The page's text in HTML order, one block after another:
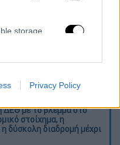
storage
and other
Privacy Policy
θάλασσα 80 μίλια για
έναν 30χρονο!
ζέστης: Πού θα
με το βλέμμα στο
στοίχημα, η
δύσκολη διαδρομή μέχρι